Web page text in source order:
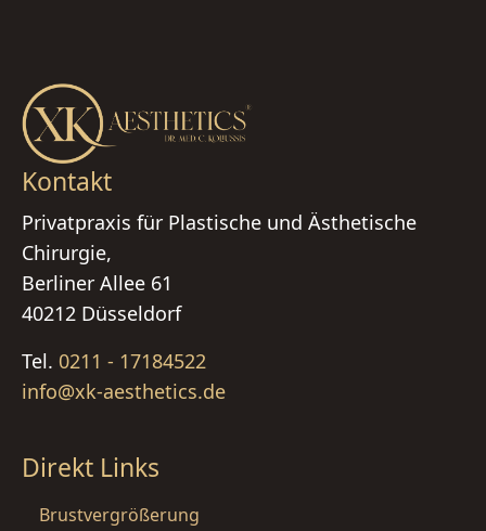
Kontakt
Privatpraxis für Plastische und Ästhetische
Chirurgie,
Berliner Allee 61
40212 Düsseldorf
Tel. 0211 - 17184522
info@xk-aesthetics.de
Direkt Links
Brustvergrößerung